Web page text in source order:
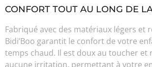
CONFORT TOUT AU LONG DE
Fabriqué avec des matériaux légers et
Bidi’Boo garantit le confort de votre
temps chaud. Il est doux au toucher et
aucune irritation, permettant à votre